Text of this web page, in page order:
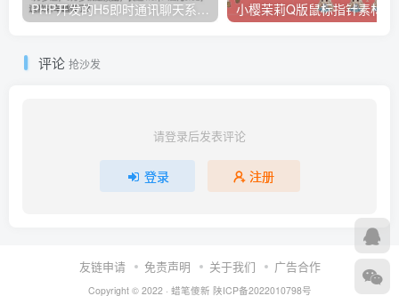
PHP开发的H5即时通讯聊天系统源码 带群聊 可封装APP
评论 抢沙发
请登录后发表评论
登录 注册
友链申请 免责声明 关于我们 广告合作
Copyright © 2022 · 蜡笔傻新 陕ICP备2022010798号